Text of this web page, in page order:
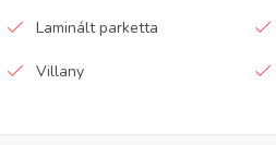
Laminált parketta
Villany